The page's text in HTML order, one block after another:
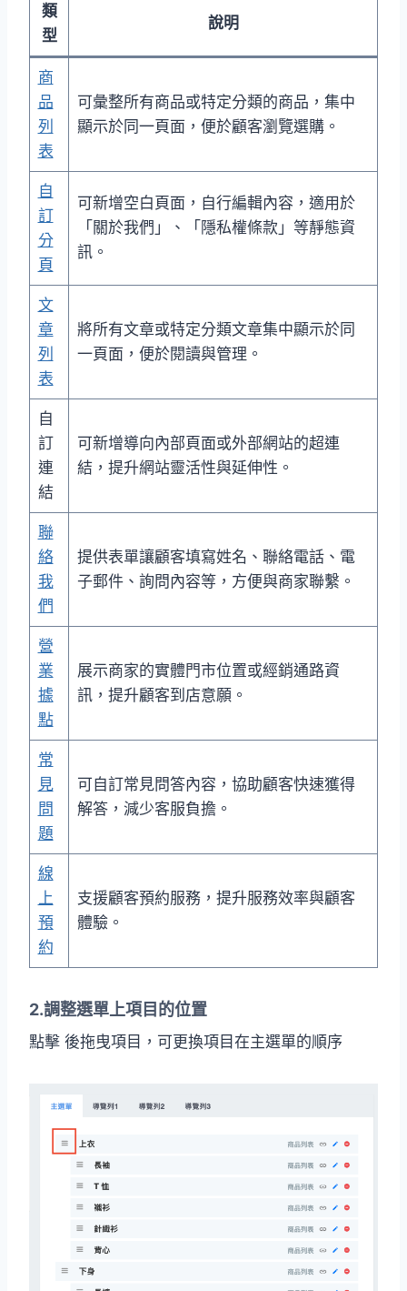
類
型
說明
商
品
列
表
可彙整所有商品或特定分類的商品，集中
顯示於同一頁面，便於顧客瀏覽選購。
自
訂
分
頁
可新增空白頁面，自行編輯內容，適用於
「關於我們」、「隱私權條款」等靜態資
訊。
文
章
列
表
將所有文章或特定分類文章集中顯示於同
一頁面，便於閱讀與管理。
自
訂
連
結
可新增導向內部頁面或外部網站的超連
結，提升網站靈活性與延伸性。
聯
絡
我
們
提供表單讓顧客填寫姓名、聯絡電話、電
子郵件、詢問內容等，方便與商家聯繫。
營
業
據
點
展示商家的實體門市位置或經銷通路資
訊，提升顧客到店意願。
常
見
問
題
可自訂常見問答內容，協助顧客快速獲得
解答，減少客服負擔。
線
上
預
約
支援顧客預約服務，提升服務效率與顧客
體驗。
2.調整選單上項目的位置
點擊 後拖曳項目，可更換項目在主選單的順序